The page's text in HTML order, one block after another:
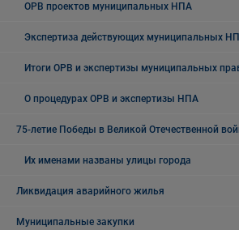
ОРВ проектов муниципальных НПА
Экспертиза действующих муниципальных
Итоги ОРВ и экспертизы муниципальных
О процедурах ОРВ и экспертизы НПА
75-летие Победы в Великой Отечественной
Их именами названы улицы города
Ликвидация аварийного жилья
Муниципальные закупки